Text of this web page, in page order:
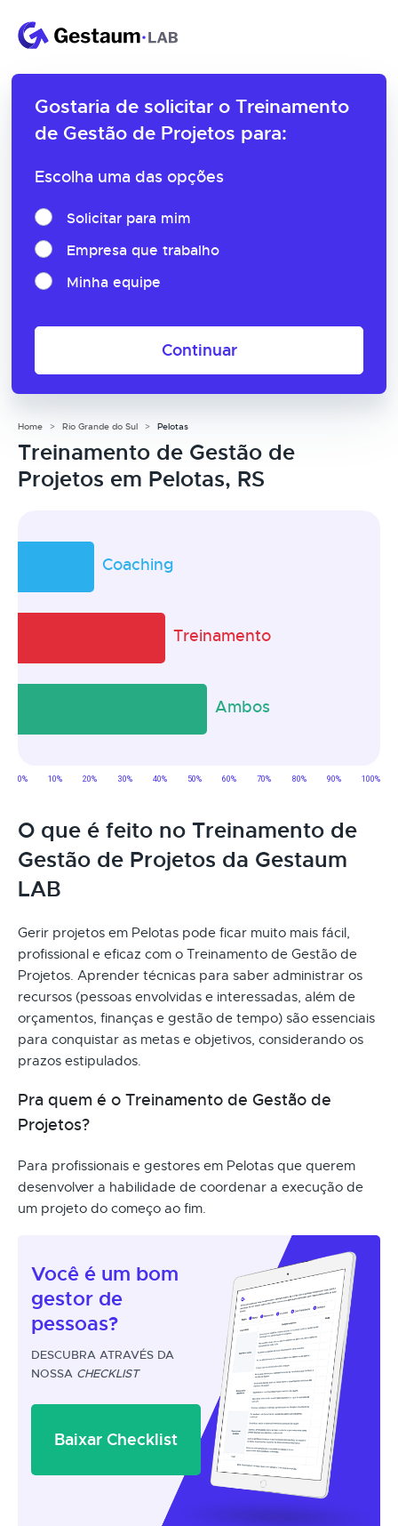
Gostaria de solicitar o Treinamento
de Gestão de Projetos para:
Escolha uma das opções
Solicitar para mim
Empresa que trabalho
Minha equipe
Continuar
Home Rio Grande do Sul Pelotas
Treinamento de Gestão de
Projetos em Pelotas, RS
O que é feito no Treinamento de
Gestão de Projetos da Gestaum
LAB
Gerir projetos em Pelotas pode ficar muito mais fácil,
profissional e eficaz com o Treinamento de Gestão de
Projetos. Aprender técnicas para saber administrar os
recursos (pessoas envolvidas e interessadas, além de
orçamentos, finanças e gestão de tempo) são essenciais
para conquistar as metas e objetivos, considerando os
prazos estipulados.
Pra quem é o Treinamento de Gestão de
Projetos?
Para profissionais e gestores em Pelotas que querem
desenvolver a habilidade de coordenar a execução de
um projeto do começo ao fim.
Você é um bom
gestor de
pessoas?
DESCUBRA ATRAVÉS DA
NOSSA CHECKLIST
Baixar Checklist